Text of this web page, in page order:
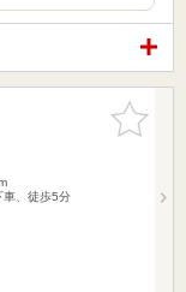
お気に入
りに追加
車、徒歩5分